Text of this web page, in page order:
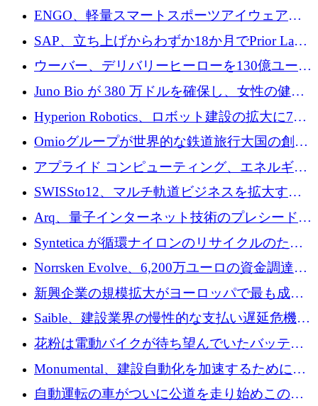
ットフォームを拡大するために 300 万ユーロ
のプレシードをクローズ
ENGO、軽量スマートスポーツアイウェアの
進歩のために510万ユーロを調達
SAP、立ち上げからわずか18か月でPrior Labs
を10億ユーロ以上の契約で買収
ウーバー、デリバリーヒーローを130億ユーロ
の契約で買収、99か国にまたがるプラットフ
ォームを構築
Juno Bio が 380 万ドルを確保し、女性の健康
専用の初のシーケンスラボを開設
Hyperion Robotics、ロボット建設の拡大に740
万ドルを確保
Omioグループが世界的な鉄道旅行大国の創設
を目指してRail Europeを買収
アプライド コンピューティング、エネルギー
向け基盤 AI の拡張に 2,000 万ドルを調達
SWISSto12、マルチ軌道ビジネスを拡大する
ためにシリーズCで7,000万ドルを調達
Arq、量子インターネット技術のプレシードと
して140万ドルを確保
Syntetica が循環ナイロンのリサイクルのため
にシリーズ A で 3,000 万ドルを調達
Norrsken Evolve、6,200万ユーロの資金調達
後、アムステルダムに根を張る
新興企業の規模拡大がヨーロッパで最も成功
した創業者を生み出す、アントラー氏が発見
Saible、建設業界の慢性的な支払い遅延危機に
対処するために 290 万ポンドを調達
花粉は電動バイクが待ち望んでいたバッテリ
ー交換ネットワークを構築している
Monumental、建設自動化を加速するためにシ
リーズ B で 3,200 万ドルを確保
自動運転の車がついに公道を走り始めこの国